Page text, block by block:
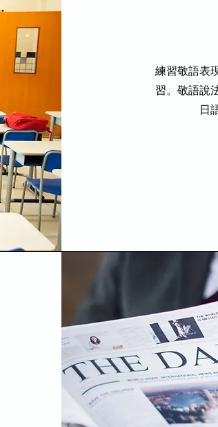
練習敬語表
習。敬語說
日